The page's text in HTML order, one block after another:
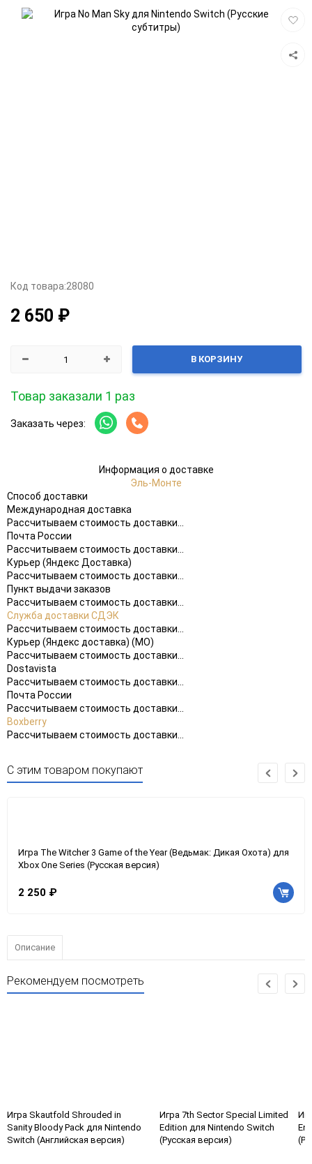
Код товара:28080
2 650 ₽
В КОРЗИНУ
Товар заказали 1 раз
Заказать через:
Информация о доставке
Эль-Монте
Способ доставки
Международная доставка
Рассчитываем стоимость доставки...
Почта России
Рассчитываем стоимость доставки...
Курьер (Яндекс Доставка)
Рассчитываем стоимость доставки...
Пункт выдачи заказов
Рассчитываем стоимость доставки...
Служба доставки СДЭК
Рассчитываем стоимость доставки...
Курьер (Яндекс доставка) (МО)
Рассчитываем стоимость доставки...
Dostavista
Рассчитываем стоимость доставки...
Почта России
Рассчитываем стоимость доставки...
Boxberry
Рассчитываем стоимость доставки...
С этим товаром покупают
Игра The Witcher 3 Game of the Year (Ведьмак: Дикая Охота) для
Xbox One Series (Русская версия)
2 250 ₽
Описание
Рекомендуем посмотреть
Игра Skautfold Shrouded in
Sanity Bloody Pack для Nintendo
Switch (Английская версия)
Игра 7th Sector Special Limited
Edition для Nintendo Switch
(Русская версия)